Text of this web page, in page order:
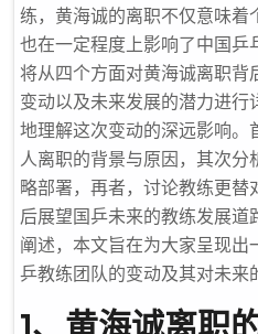
练，黄海诚的离职不仅意味着
也在一定程度上影响了中国乒
将从四个方面对黄海诚离职背
变动以及未来发展的潜力进行
地理解这次变动的深远影响。
人离职的背景与原因，其次
略部署，再者，讨论教练更
后展望国乒未来的教练发展道
阐述，本文旨在为大家呈现出
乒教练团队的变动及其对未来
1、黄海诚离职